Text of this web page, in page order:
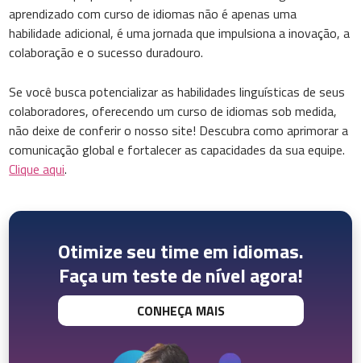
aprendizado com curso de idiomas não é apenas uma
habilidade adicional, é uma jornada que impulsiona a inovação, a
colaboração e o sucesso duradouro.
Se você busca potencializar as habilidades linguísticas de seus
colaboradores, oferecendo um curso de idiomas sob medida,
não deixe de conferir o nosso site! Descubra como aprimorar a
comunicação global e fortalecer as capacidades da sua equipe.
Clique aqui.
Otimize seu time em idiomas.
Faça um teste de nível agora!
CONHEÇA MAIS